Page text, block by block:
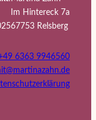
Im Hintereck 7a
67753 Relsberg
6363 9946560